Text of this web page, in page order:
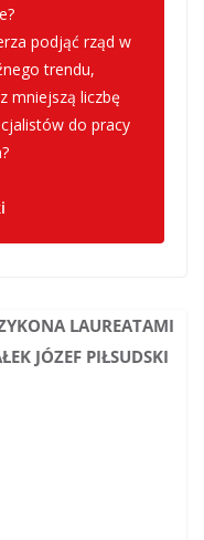
podjąć rząd w
trendu,
mniejszą liczbę
do pracy
LAUREATAMI
JÓZEF PIŁSUDSKI